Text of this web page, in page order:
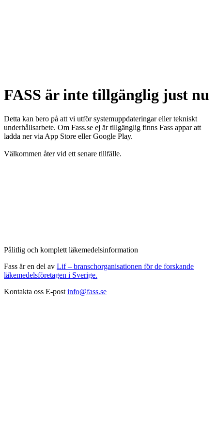
FASS är inte tillgänglig just nu
Detta kan bero på att vi utför systemuppdateringar eller tekniskt
underhållsarbete. Om Fass.se ej är tillgänglig finns Fass appar att
ladda ner via App Store eller Google Play.
Välkommen åter vid ett senare tillfälle.
Pålitlig och komplett läkemedelsinformation
Fass är en del av Lif – branschorganisationen för de forskande
läkemedelsföretagen i Sverige.
Kontakta oss E-post info@fass.se